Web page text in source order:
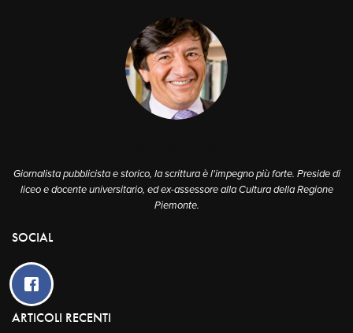
Giornalista pubblicista e storico, la scrittura è l'impegno più forte. Preside di
liceo e docente universitario, ed ex-assessore alla Cultura della Regione
Piemonte.
SOCIAL
ARTICOLI RECENTI